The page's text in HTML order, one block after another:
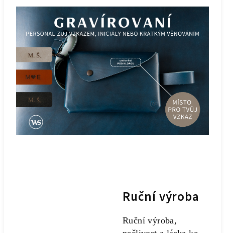
Ruční výroba
Ruční výroba,